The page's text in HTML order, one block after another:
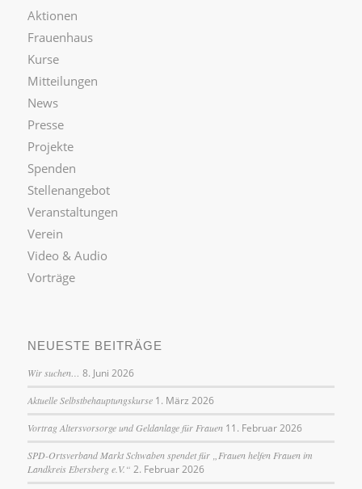
Aktionen
Frauenhaus
Kurse
Mitteilungen
News
Presse
Projekte
Spenden
Stellenangebot
Veranstaltungen
Verein
Video & Audio
Vorträge
NEUESTE BEITRÄGE
Wir suchen… 8. Juni 2026
Aktuelle Selbstbehauptungskurse 1. März 2026
Vortrag Altersvorsorge und Geldanlage für Frauen 11. Februar 2026
SPD-Ortsverband Markt Schwaben spendet für „Frauen helfen Frauen im
Landkreis Ebersberg e.V.“ 2. Februar 2026